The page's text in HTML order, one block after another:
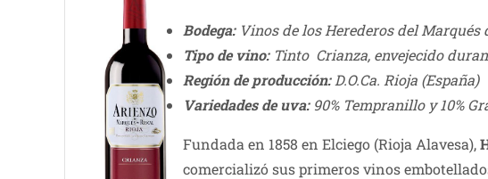
Bodega:Vinos de los Herederos del Marqués
Tipo de vino:Tinto Crianza, envejecido
Región de producción:D.O.Ca. Rioja (España)
Variedades de uva:90% Tempranillo y 10%
Fundada en 1858 en Elciego (Rioja Alavesa),
comercializó sus primeros vinos